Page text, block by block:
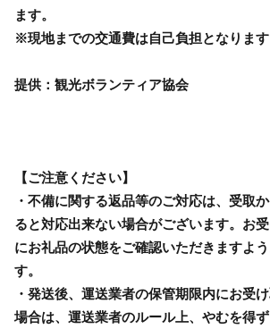
ます。
※現地までの交通費は自己負担となります
提供：観光ボランティア協会
【ご注意ください】
・不備に関する返品等のご対応は、受取
ると対応出来ない場合がございます。お
にお礼品の状態をご確認いただきますよ
す。
・発送後、運送業者の保管期限内にお受
場合は、運送業者のルール上、やむを得